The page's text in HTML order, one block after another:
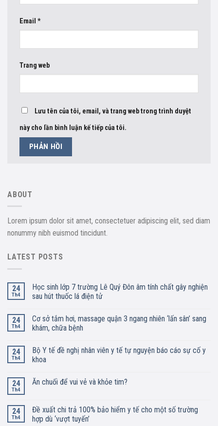
Email *
Trang web
Lưu tên của tôi, email, và trang web trong trình duyệt
này cho lần bình luận kế tiếp của tôi.
ABOUT
Lorem ipsum dolor sit amet, consectetuer adipiscing elit, sed diam
nonummy nibh euismod tincidunt.
LATEST POSTS
24
Th4
Học sinh lớp 7 trường Lê Quý Đôn âm tính chất gây nghiện
sau hút thuốc lá điện tử
24
Th4
Cơ sở tắm hơi, massage quận 3 ngang nhiên ‘lấn sân’ sang
khám, chữa bệnh
24
Th4
Bộ Y tế đề nghị nhân viên y tế tự nguyện báo cáo sự cố y
khoa
24
Th4
Ăn chuối để vui vẻ và khỏe tim?
24
Th4
Đề xuất chi trả 100% bảo hiểm y tế cho một số trường
hợp dù ‘vượt tuyến’